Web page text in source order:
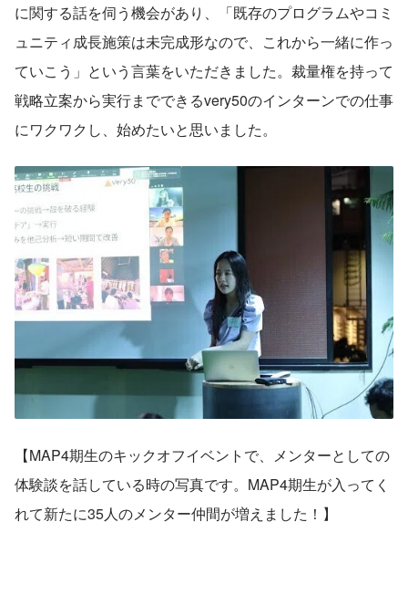
に関する話を伺う機会があり、「既存のプログラムやコミ
ュニティ成長施策は未完成形なので、これから一緒に作っ
ていこう」という言葉をいただきました。裁量権を持って
戦略立案から実行までできるvery50のインターンでの仕事
にワクワクし、始めたいと思いました。
【MAP4期生のキックオフイベントで、メンターとしての
体験談を話している時の写真です。MAP4期生が入ってく
れて新たに35人のメンター仲間が増えました！】